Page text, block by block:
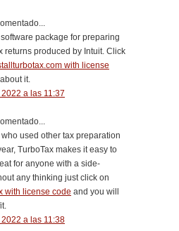
package for preparing
returns produced by Intuit. Click
with license
it.
a las 11:37
who used other tax preparation
TurboTax makes it easy to
for anyone with a side-
any thinking just click on
with license code and you will
a las 11:38